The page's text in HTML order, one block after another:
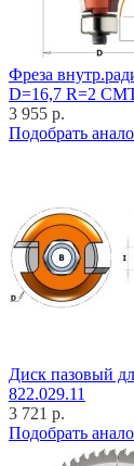
Фреза
D=16,7 R=2
3 955 р.
Подобрать
Диск пазовый
822.029.11
3 721 р.
Подобрать